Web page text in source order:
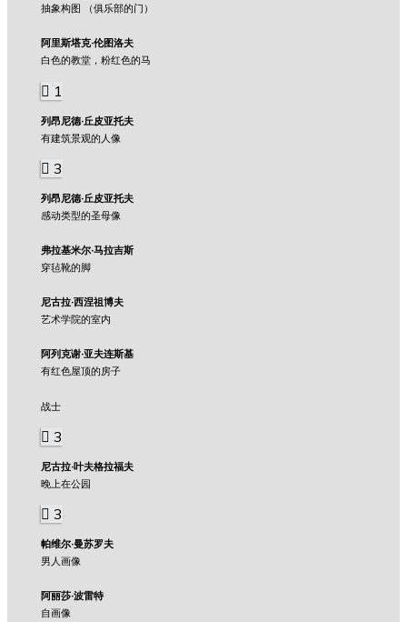
抽象构图 （俱乐部的门）
阿里斯塔克·伦图洛夫
白色的教堂，粉红色的马
1
列昂尼德·丘皮亚托夫
有建筑景观的人像
3
列昂尼德·丘皮亚托夫
感动类型的圣母像
弗拉基米尔·马拉吉斯
穿毡靴的脚
尼古拉·西涅祖博夫
艺术学院的室内
阿列克谢·亚夫连斯基
有红色屋顶的房子
战士
3
尼古拉·叶夫格拉福夫
晚上在公园
3
帕维尔·曼苏罗夫
男人画像
阿丽莎·波雷特
自画像